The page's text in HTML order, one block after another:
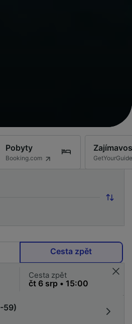
Pobyty
Booking.com GetYourGuide
Cesta zpět
Cesta zpět
59)